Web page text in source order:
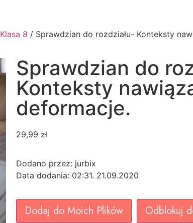
Klasa 8 / Sprawdzian do rozdziału- Konteksty
Sprawdzian do
Konteksty
deformacje.
29,99 zł
Dodano przez: jurbix
Data dodania: 02:31. 21.09.2020
Dodaj do Moich Plików Odblokuj